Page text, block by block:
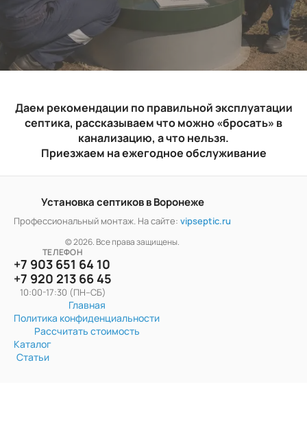
Даем рекомендации по правильной эксплуатации
септика, рассказываем что можно «бросать» в
канализацию, а что нельзя.
Приезжаем на ежегодное обслуживание
Установка септиков в Воронеже
Профессиональный монтаж. На сайте: vipseptic.ru
© 2026. Все права защищены.
ТЕЛЕФОН
+7 903 651 64 10
+7 920 213 66 45
10:00-17:30 (ПН–СБ)
Главная
Политика конфиденциальности
Рассчитать стоимость
Каталог
Статьи